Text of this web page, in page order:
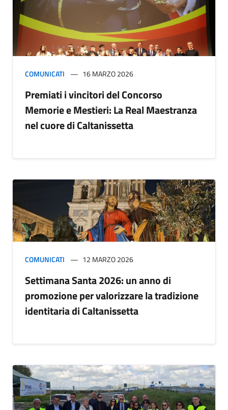
COMUNICATI 16 MARZO 2026
Premiati i vincitori del Concorso
Memorie e Mestieri: La Real Maestranza
nel cuore di Caltanissetta
COMUNICATI 12 MARZO 2026
Settimana Santa 2026: un anno di
promozione per valorizzare la tradizione
identitaria di Caltanissetta